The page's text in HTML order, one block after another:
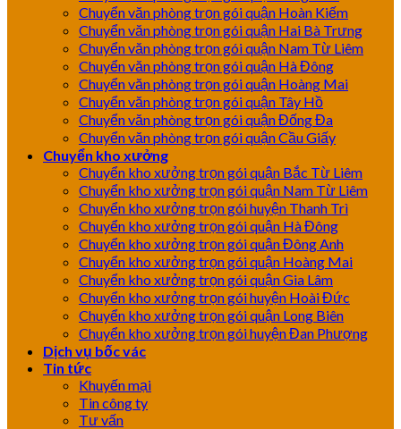
Chuyển văn phòng trọn gói quận Hoàn Kiếm
Chuyển văn phòng trọn gói quận Hai Bà Trưng
Chuyển văn phòng trọn gói quận Nam Từ Liêm
Chuyển văn phòng trọn gói quận Hà Đông
Chuyển văn phòng trọn gói quận Hoàng Mai
Chuyển văn phòng trọn gói quận Tây Hồ
Chuyển văn phòng trọn gói quận Đống Đa
Chuyển văn phòng trọn gói quận Cầu Giấy
Chuyển kho xưởng
Chuyển kho xưởng trọn gói quận Bắc Từ Liêm
Chuyển kho xưởng trọn gói quận Nam Từ Liêm
Chuyển kho xưởng trọn gói huyện Thanh Trì
Chuyển kho xưởng trọn gói quận Hà Đông
Chuyển kho xưởng trọn gói quận Đông Anh
Chuyển kho xưởng trọn gói quận Hoàng Mai
Chuyển kho xưởng trọn gói quận Gia Lâm
Chuyển kho xưởng trọn gói huyện Hoài Đức
Chuyển kho xưởng trọn gói quận Long Biên
Chuyển kho xưởng trọn gói huyện Đan Phượng
Dịch vụ bốc vác
Tin tức
Khuyến mại
Tin công ty
Tư vấn